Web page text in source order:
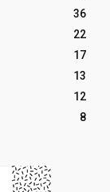
36
22
17
13
12
8